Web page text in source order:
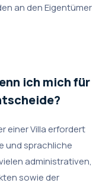
an den Eigentümer
ich mich für
einer Villa erfordert
und sprachliche
administrativen,
sowie der